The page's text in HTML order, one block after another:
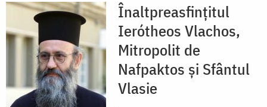
Înaltpreasfințitul
Ierótheos Vlachos,
Mitropolit de
Nafpaktos și Sfântul
Vlasie